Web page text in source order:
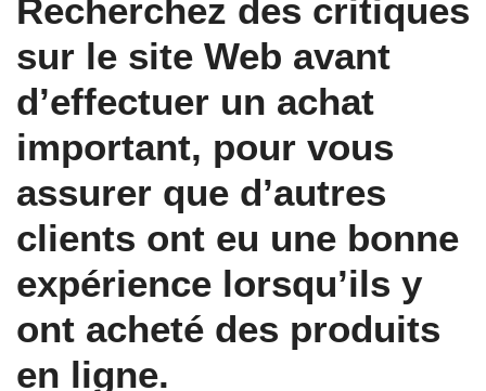
Recherchez des critiques
sur le site Web avant
d’effectuer un achat
important, pour vous
assurer que d’autres
clients ont eu une bonne
expérience lorsqu’ils y
ont acheté des produits
en ligne.